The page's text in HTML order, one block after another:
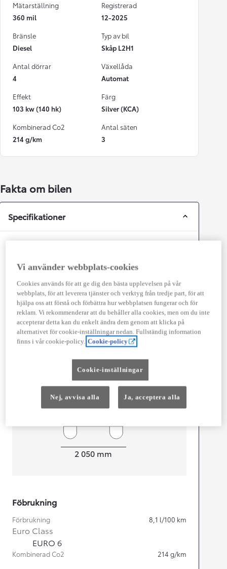
Mätarställning
360 mil
Registrerad
12-2025
Bränsle
Diesel
Typ av bil
Skåp L2H1
Antal dörrar
4
Växellåda
Automat
Effekt
103 kw (140 hk)
Färg
Silver (KCA)
Kombinerad Co2
214 g/km
Antal säten
3
Fakta om bilen
Specifikationer
Antal dörrar
5 413mm
mm
2 050 mm
Föbrukning
Förbrukning 8,1 l/100 km
Euro Class
EURO 6
Kombinerad Co2 214 g/km
Vi använder webbplats-cookies
Cookies används för att ge dig den bästa upplevelsen på vår
webbplats, för att leverera tjänster och verktyg från tredje part, för att
hjälpa oss att förstå och förbättra hur webbplatsen fungerar och för
reklam. Vi rekommenderar att du behåller alla cookies, men om du inte
accepterar detta kan du enkelt ändra dem genom att klicka på
alternativet för cookie-inställningar nedan. Fullständig information
finns i vår cookie-policy. Cookie-policy
Cookie-inställningar
Nej, avvisa alla Ja, acceptera alla